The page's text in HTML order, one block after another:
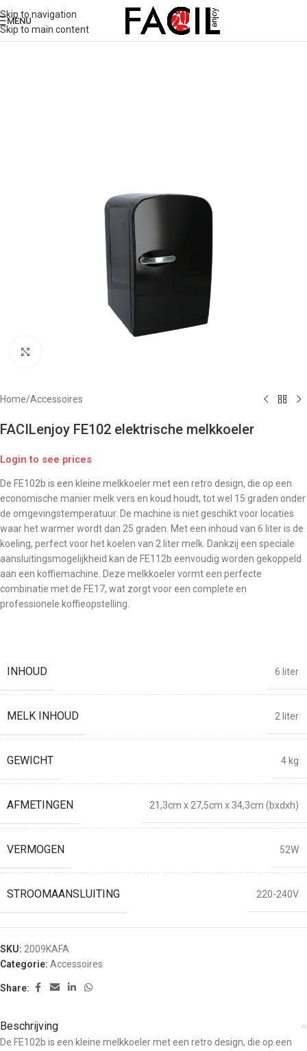
Skip to navigation
Skip to main content
MENU
Home/Accessoires
FACILenjoy FE102 elektrische melkkoeler
Login to see prices
De FE102b is een kleine melkkoeler met een retro design, die op een
economische manier melk vers en koud houdt, tot wel 15 graden onder
de omgevingstemperatuur. De machine is niet geschikt voor locaties
waar het warmer wordt dan 25 graden. Met een inhoud van 6 liter is de
koeling, perfect voor het koelen van 2 liter melk. Dankzij een speciale
aansluitingsmogelijkheid kan de FE112b eenvoudig worden gekoppeld
aan een koffiemachine. Deze melkkoeler vormt een perfecte
combinatie met de FE17, wat zorgt voor een complete en
professionele koffieopstelling.
INHOUD 6 liter
MELK INHOUD 2 liter
GEWICHT 4 kg
AFMETINGEN 21,3cm x 27,5cm x 34,3cm (bxdxh)
VERMOGEN 52W
STROOMAANSLUITING 220-240V
SKU: 2009KAFA
Categorie: Accessoires
Share:
Beschrijving
De FE102b is een kleine melkkoeler met een retro design, die op een